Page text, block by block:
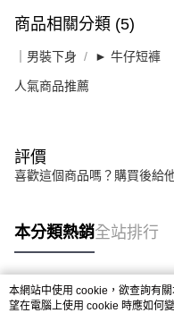
商品相關分類 (5)
｜男裝下身 ► 牛仔短褲
人氣商品推薦
評價
喜歡這個商品嗎？購買後給
本分類熱銷全站排行
熱門標籤
本網站中使用 cookie，欲查詢有
望在電腦上使用 cookie 時應如何